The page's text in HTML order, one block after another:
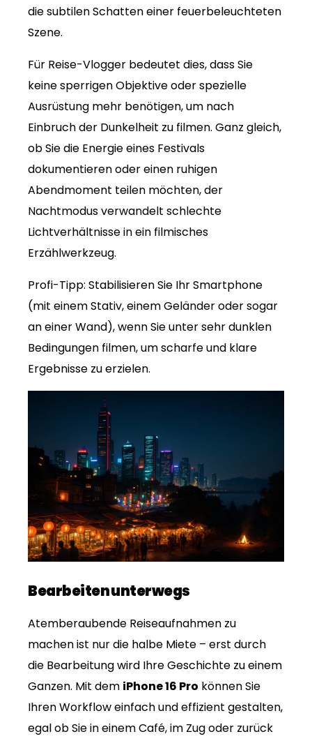
die subtilen Schatten einer feuerbeleuchteten
Szene.
Für Reise-Vlogger bedeutet dies, dass Sie
keine sperrigen Objektive oder spezielle
Ausrüstung mehr benötigen, um nach
Einbruch der Dunkelheit zu filmen. Ganz gleich,
ob Sie die Energie eines Festivals
dokumentieren oder einen ruhigen
Abendmoment teilen möchten, der
Nachtmodus verwandelt schlechte
Lichtverhältnisse in ein filmisches
Erzählwerkzeug.
Profi-Tipp: Stabilisieren Sie Ihr Smartphone
(mit einem Stativ, einem Geländer oder sogar
an einer Wand), wenn Sie unter sehr dunklen
Bedingungen filmen, um scharfe und klare
Ergebnisse zu erzielen.
Bearbeiten unterwegs
Atemberaubende Reiseaufnahmen zu
machen ist nur die halbe Miete – erst durch
die Bearbeitung wird Ihre Geschichte zu einem
Ganzen. Mit dem iPhone 16 Pro können Sie
Ihren Workflow einfach und effizient gestalten,
egal ob Sie in einem Café, im Zug oder zurück